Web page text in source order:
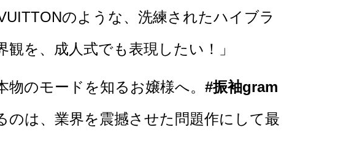
VUITTONのような、洗練されたハイブラ
観を、成人式でも表現したい！」
物のモードを知るお嬢様へ。 #振袖gram
のは、業界を震撼させた問題作にして最